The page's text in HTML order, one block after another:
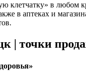
клетчатку» в любом
в аптеках и
| точки